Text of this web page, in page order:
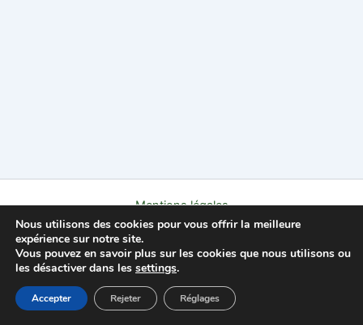
Mentions légales
Politique de confidentialité
À propos
Copyright © 2026 L'AFFLEC
Nous utilisons des cookies pour vous offrir la meilleure
expérience sur notre site.
Vous pouvez en savoir plus sur les cookies que nous utilisons ou
les désactiver dans les settings.
Accepter Rejeter Réglages